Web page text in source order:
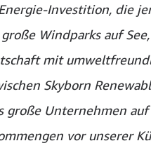
Investition, die
Windparks auf
mit
Skyborn
große Unternehmen
vor unserer